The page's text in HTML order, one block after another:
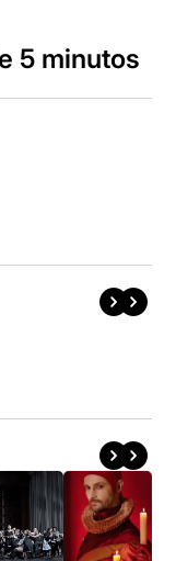
5 minutos